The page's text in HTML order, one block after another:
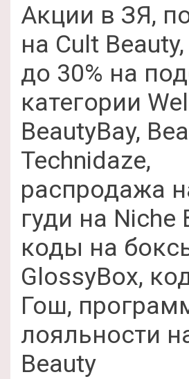
Акции в ЗЯ,
на Cult
до 30% на
категории
BeautyBay,
Technidaze,
распродажа
гуди на Niche
коды на
GlossyBox,
Гош,
лояльности
Beauty